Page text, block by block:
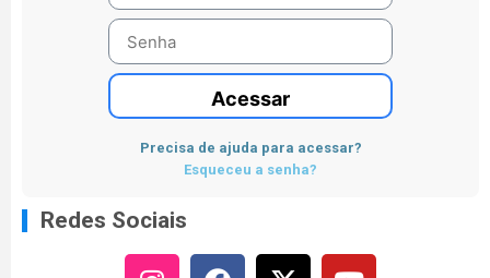
Acessar
Precisa de ajuda para acessar?
Esqueceu a senha?
Redes Sociais